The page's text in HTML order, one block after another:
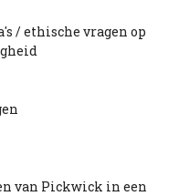
/ ethische vragen op
van Pickwick in een